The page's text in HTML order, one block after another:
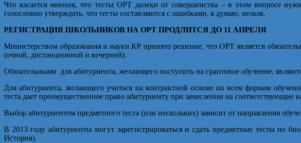
Что касается мнения, что тесты ОРТ далеки от совершенства – в этом вопросе
голословно утверждать, что тесты составляются с ошибками, я думаю, нельзя.
РЕГИСТРАЦИЯ ШКОЛЬНИКОВ НА ОРТ ПРОДЛИТСЯ ДО 11 АПРЕЛЯ
Министерством образования и науки КР принято решение, что ОРТ является
(очной, дистанционной и вечерней).
Обязательными для абитуриента, желающего поступить на грантовое обучение,
Для абитуриента, желающего учиться на контрактной основе по всем формам
теста дает преимущественное право абитуриенту при зачислении на соответствующие
Выбор абитуриентом предметного теста (или нескольких) зависит от направления
В 2013 году абитуриенты могут зарегистрироваться и сдать предметные тесты по
История).